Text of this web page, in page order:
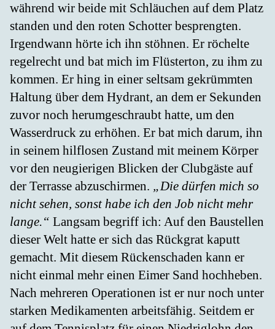
während wir beide mit Schläuchen auf dem Platz
standen und den roten Schotter besprengten.
Irgendwann hörte ich ihn stöhnen. Er röchelte
regelrecht und bat mich im Flüsterton, zu ihm zu
kommen. Er hing in einer seltsam gekrümmten
Haltung über dem Hydrant, an dem er Sekunden
zuvor noch herumgeschraubt hatte, um den
Wasserdruck zu erhöhen. Er bat mich darum, ihn
in seinem hilflosen Zustand mit meinem Körper
vor den neugierigen Blicken der Clubgäste auf
der Terrasse abzuschirmen. „Die dürfen mich so
nicht sehen, sonst habe ich den Job nicht mehr
lange.“ Langsam begriff ich: Auf den Baustellen
dieser Welt hatte er sich das Rückgrat kaputt
gemacht. Mit diesem Rückenschaden kann er
nicht einmal mehr einen Eimer Sand hochheben.
Nach mehreren Operationen ist er nur noch unter
starken Medikamenten arbeitsfähig. Seitdem er